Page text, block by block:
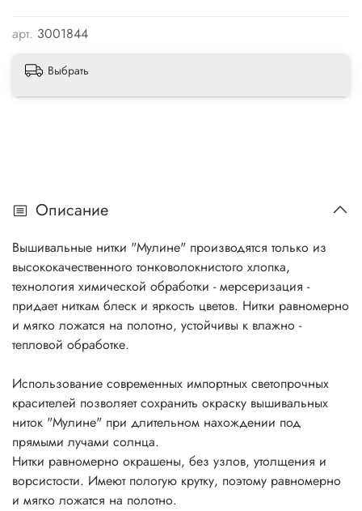
арт. 3001844
Выбрать
Описание
Вышивальные нитки "Мулине" производятся только из
высококачественного тонковолокнистого хлопка,
технология химической обработки - мерсеризация -
придает ниткам блеск и яркость цветов. Нитки равномерно
и мягко ложатся на полотно, устойчивы к влажно -
тепловой обработке.
Использование современных импортных светопрочных
красителей позволяет сохранить окраску вышивальных
ниток "Мулине" при длительном нахождении под
прямыми лучами солнца.
Нитки равномерно окрашены, без узлов, утолщения и
ворсистости. Имеют пологую крутку, поэтому равномерно
и мягко ложатся на полотно.